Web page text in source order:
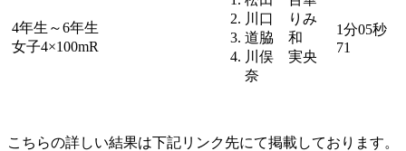
4年生～6年生
女子4×100mR
川口 りみ
道脇 和
川俣 実央
奈
1分05秒
71
こちらの詳しい結果は下記リンク先にて掲載しております。